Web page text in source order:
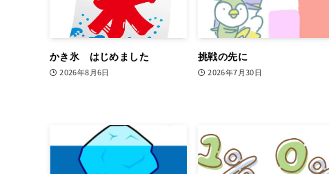
かき氷 はじめました
2026年8月6日
挑戦の先に
2026年7月30日